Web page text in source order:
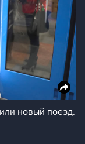
новый поезд.